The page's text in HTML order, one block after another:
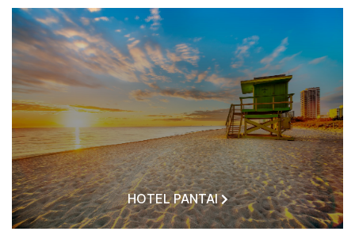
HOTEL PANTAI